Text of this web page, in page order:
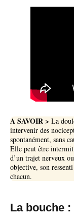
A SAVOIR > La
intervenir des
spontanément, sans
Elle peut être
d’un trajet nerveux
objective, son
chacun.
La bouche